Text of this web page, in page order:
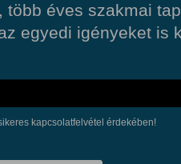
több éves szakmai
egyedi igényeket is
kapcsolatfelvétel érdekében!